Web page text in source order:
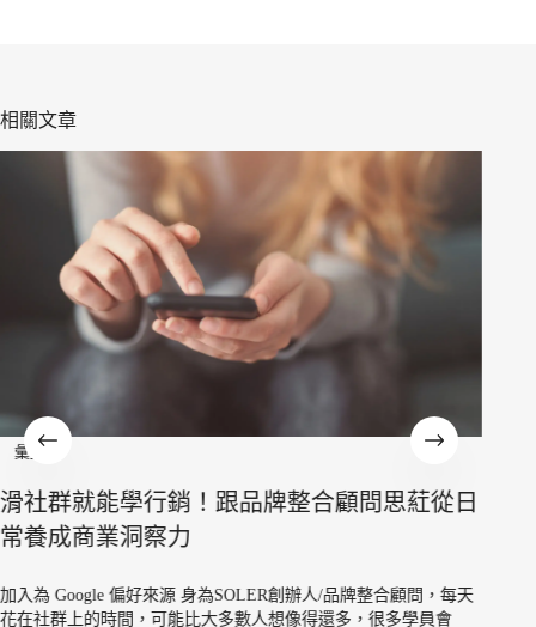
相關文章
彙整
滑社群就能學行銷！跟品牌整合顧問思葒從日
常養成商業洞察力
加入為 Google 偏好來源 身為SOLER創辦人/品牌整合顧問，每天
花在社群上的時間，可能比大多數人想像得還多，很多學員會